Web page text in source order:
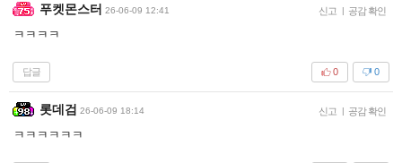
푸켓몬스터 26-06-09 12:41 신고 | 공감 확인
ㅋㅋㅋㅋ
답글 0
0
롯데검 26-06-09 18:14 신고 | 공감 확인
ㅋㅋㅋㅋㅋㅋ